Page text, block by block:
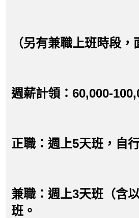
（另有兼職上班時段，
週薪計領：60,000-
正職：週上5天班，自
兼職：週上3天班（含
班。